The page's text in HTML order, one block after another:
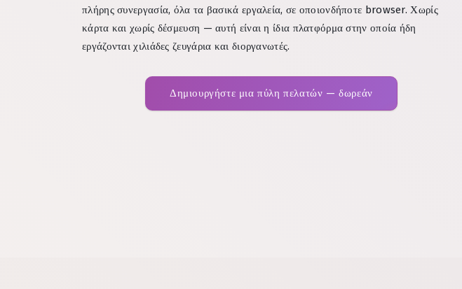
πλήρης συνεργασία, όλα τα βασικά εργαλεία, σε οποιονδήποτε browser. Χωρίς
κάρτα και χωρίς δέσμευση — αυτή είναι η ίδια πλατφόρμα στην οποία ήδη
εργάζονται χιλιάδες ζευγάρια και διοργανωτές.
Δημιουργήστε μια πύλη πελατών — δωρεάν